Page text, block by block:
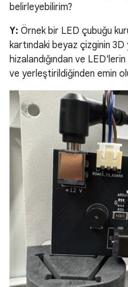
belirleyebilirim?
Y: Örnek bir LED çubuğu
kartındaki beyaz çizginin
hizalandığından ve
ve yerleştirildiğinden emin